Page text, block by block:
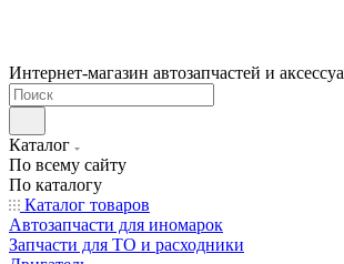
Интернет-магазин автозапчастей и
Каталог
По всему сайту
По каталогу
Каталог товаров
Автозапчасти для иномарок
Запчасти для ТО и расходники